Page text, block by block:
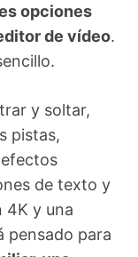
opciones
de vídeo.
y soltar,
pistas,
de texto y
4K y una
pensado para